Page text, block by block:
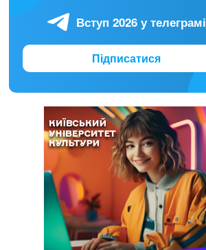
Вступ 2026 у телеграмі
Підписатися